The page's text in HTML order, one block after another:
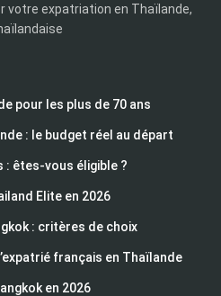
votre expatriation en Thaïlande,
pour les plus de 70 ans
: le budget réel au départ
: êtes-vous éligible ?
Elite en 2026
: critères de choix
français en Thaïlande
en 2026